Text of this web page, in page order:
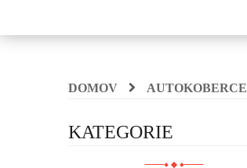
DOMOV AUTOKOBERCE
KATEGORIE